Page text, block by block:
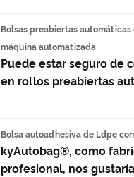
respuesta dentro de las
kyAutobag® es el
profesional, nos
bolsas en rollos de
oportuna.
Bolsas preabiertas
máquina automatizada
Puede estar seguro de
en rollos preabiertas
el mejor servicio
oportuna.
Bolsa autoadhesiva de Ldpe
kyAutobag®, como
profesional, nos